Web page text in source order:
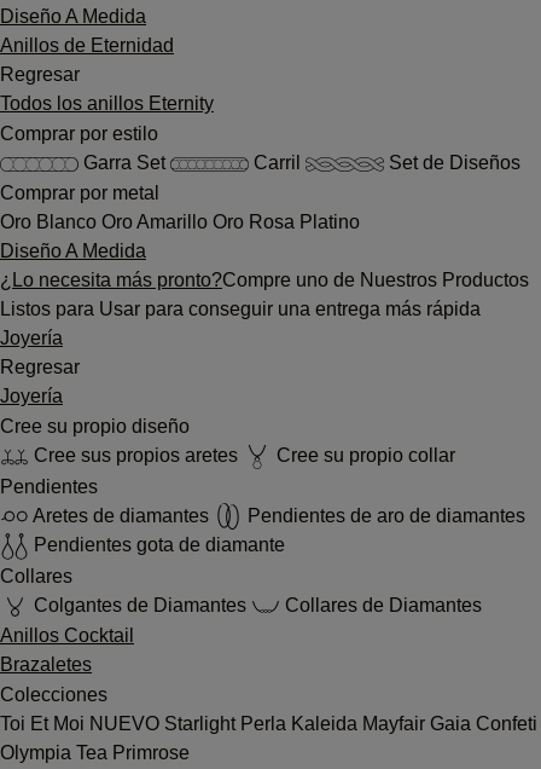
Diseño A Medida
Anillos de Eternidad
Regresar
Todos los anillos Eternity
Comprar por estilo
Garra Set
Carril
Set de Diseños
Comprar por metal
Oro Blanco Oro Amarillo Oro Rosa Platino
Diseño A Medida
¿Lo necesita más pronto?Compre uno de Nuestros Productos
Listos para Usar para conseguir una entrega más rápida
Joyería
Regresar
Joyería
Cree su propio diseño
Cree sus propios aretes
Cree su propio collar
Pendientes
Aretes de diamantes
Pendientes de aro de diamantes
Pendientes gota de diamante
Collares
Colgantes de Diamantes
Collares de Diamantes
Anillos Cocktail
Brazaletes
Colecciones
Toi Et Moi NUEVO Starlight Perla Kaleida Mayfair Gaia Confeti
Olympia Tea Primrose